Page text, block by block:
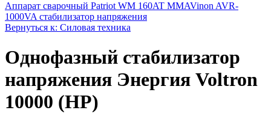
Аппарат сварочный Patriot WM 160AT MMAVinon AVR-
1000VA стабилизатор напряжения
Вернуться к: Силовая техника
Однофазный стабилизатор
напряжения Энергия Voltron
10000 (HP)